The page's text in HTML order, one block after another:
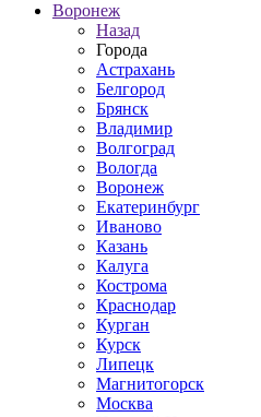
Воронеж
Назад
Города
Астрахань
Белгород
Брянск
Владимир
Волгоград
Вологда
Воронеж
Екатеринбург
Иваново
Казань
Калуга
Кострома
Краснодар
Курган
Курск
Липецк
Магнитогорск
Москва